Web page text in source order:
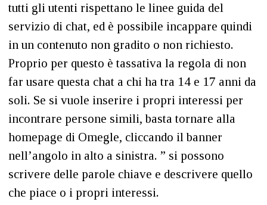
tutti gli utenti rispettano le linee guida del
servizio di chat, ed è possibile incappare quindi
in un contenuto non gradito o non richiesto.
Proprio per questo è tassativa la regola di non
far usare questa chat a chi ha tra 14 e 17 anni da
soli. Se si vuole inserire i propri interessi per
incontrare persone simili, basta tornare alla
homepage di Omegle, cliccando il banner
nell’angolo in alto a sinistra. ” si possono
scrivere delle parole chiave e descrivere quello
che piace o i propri interessi.